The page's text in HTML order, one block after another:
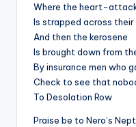
Where the heart-
Is strapped across their
And then the kerosene
Is brought down from
By insurance men who
Check to see that
To Desolation Row
Praise be to Nero’s